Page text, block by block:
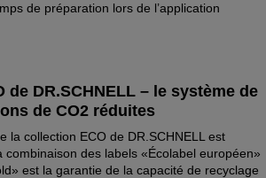
de préparation lors de l’application
de DR.SCHNELL – le système de
de CO2 réduites
la collection ECO de DR.SCHNELL est
combinaison des labels «Écolabel européen»
est la garantie de la capacité de recyclage